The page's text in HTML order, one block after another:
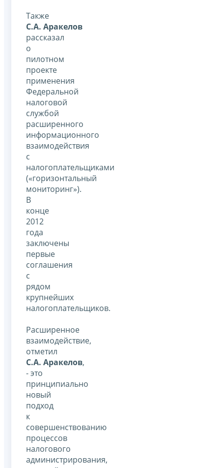
Также
С.А. Аракелов
рассказал
о
пилотном
проекте
применения
Федеральной
налоговой
службой
расширенного
информационного
взаимодействия
с
налогоплательщиками
(«горизонтальный
мониторинг»).
В
конце
2012
года
заключены
первые
соглашения
с
рядом
крупнейших
налогоплательщиков.
Расширенное
взаимодействие,
отметил
С.А. Аракелов,
- это
принципиально
новый
подход
к
совершенствованию
процессов
налогового
администрирования,